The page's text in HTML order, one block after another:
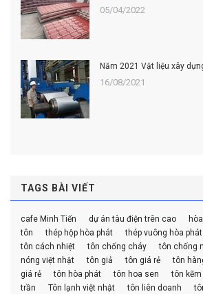
05/04/2022
Năm 2021 Vật liệu xây
16/08/2021
TAGS BÀI VIẾT
cafe Minh Tiến dự án tàu điện trên cao
tôn
thép hộp hòa phát thép vuông hòa phát
tôn cách nhiệt
tôn chống cháy tôn chống
nóng việt nhật
tôn giả tôn giá rẻ tôn
giá rẻ
tôn hòa phát tôn hoa sen tôn
trần
Tôn lạnh việt nhật tôn liên doanh